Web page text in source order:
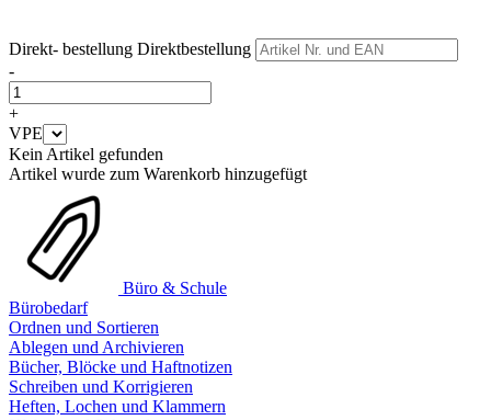
Direkt- bestellung Direktbestellung
-
+
VPE
Kein Artikel gefunden
Artikel wurde zum Warenkorb hinzugefügt
Büro & Schule
Bürobedarf
Ordnen und Sortieren
Ablegen und Archivieren
Bücher, Blöcke und Haftnotizen
Schreiben und Korrigieren
Heften, Lochen und Klammern